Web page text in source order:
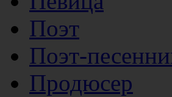
Поэт
Поэт-
Продюсер